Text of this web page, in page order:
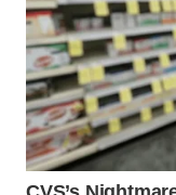
WN
KALTENG
WN
KALTARA